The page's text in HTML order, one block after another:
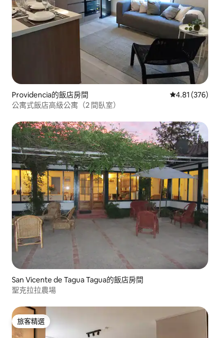
Providencia的飯店房間 從 376 則評價
4.81 (376)
公寓式飯店高級公寓（2 間臥室）
San Vicente de Tagua Tagua的飯店房間
聖克拉拉農場
旅客精選
旅客精選